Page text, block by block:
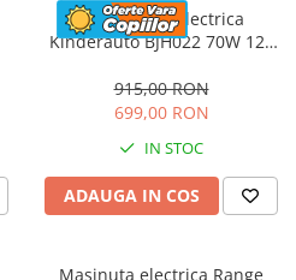
Motocicleta electrica
Kinderauto BJH022 70W 12V
culoare Rosie
915,00 RON
699,00 RON
IN STOC
ADAUGA IN COS
Masinuta electrica Range